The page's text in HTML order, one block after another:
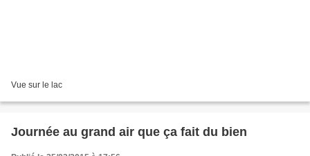
Vue sur le lac
Journée au grand air que ça fait du bien